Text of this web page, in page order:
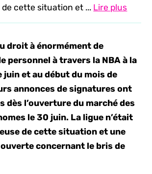
cette situation et ... Lire plus
droit à énormément de
personnel à travers la NBA à la
juin et au début du mois de
annonces de signatures ont
dès l’ouverture du marché des
le 30 juin. La ligue n’était
de cette situation et une
concernant le bris de